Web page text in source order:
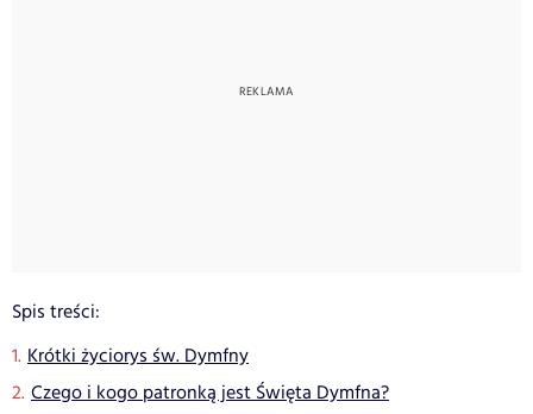
Spis treści:
Krótki życiorys św. Dymfny
Czego i kogo patronką jest Święta Dymfna?